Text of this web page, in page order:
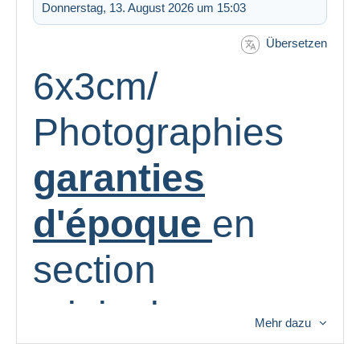
Donnerstag, 13. August 2026 um 15:03
Übersetzen
6x3cm/
Photographies
garanties
d'époque en
section
originales
Mehr dazu